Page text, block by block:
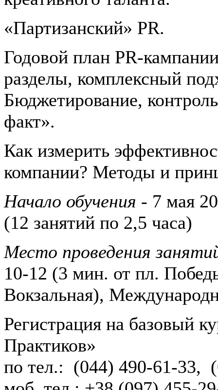
«Партизанский» PR.
Годовой план PR-
разделы, комплексный
Бюджетирование,
факт».
Как измерить
компании? Методы и
Начало обучения - 7 мая
(12 занятий по 2,5 часа)
Место проведения
10-12 (3 мин. от пл.
Вокзальная),
Регистрация на базовый
Практиков»
по тел.: (044) 490-61-33,